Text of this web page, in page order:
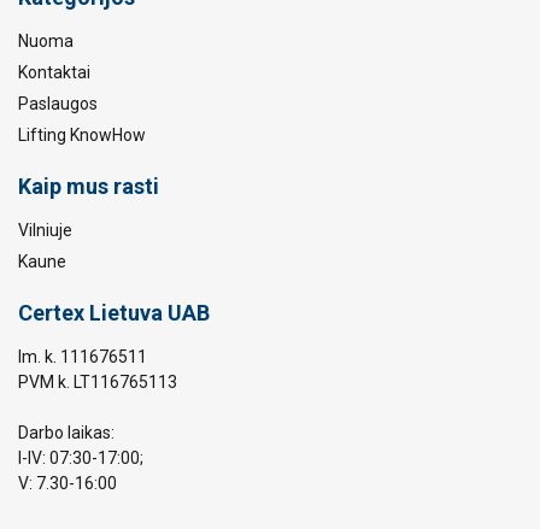
Nuoma
Kontaktai
Paslaugos
Lifting KnowHow
Kaip mus rasti
Vilniuje
Kaune
Certex Lietuva UAB
Im. k. 111676511
PVM k. LT116765113
Darbo laikas:
I-IV: 07:30-17:00;
V: 7.30-16:00